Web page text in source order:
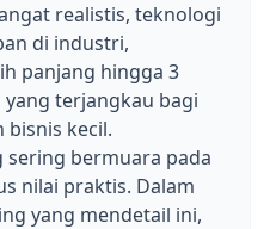
realistis, teknologi
di industri,
panjang hingga 3
terjangkau bagi
kecil.
sering bermuara pada
nilai praktis. Dalam
yang mendetail ini,